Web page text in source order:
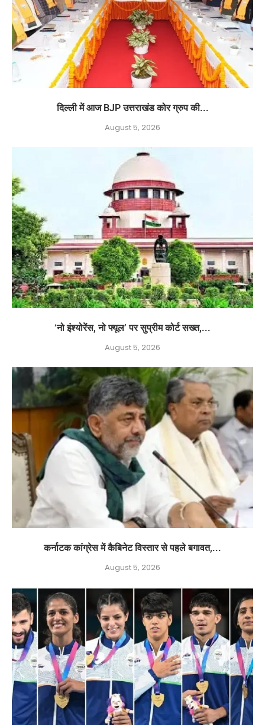
दिल्ली में आज BJP उत्तराखंड कोर ग्रुप की...
August 5, 2026
‘नो इंश्योरेंस, नो फ्यूल’ पर सुप्रीम कोर्ट सख्त,...
August 5, 2026
कर्नाटक कांग्रेस में कैबिनेट विस्तार से पहले बगावत,...
August 5, 2026